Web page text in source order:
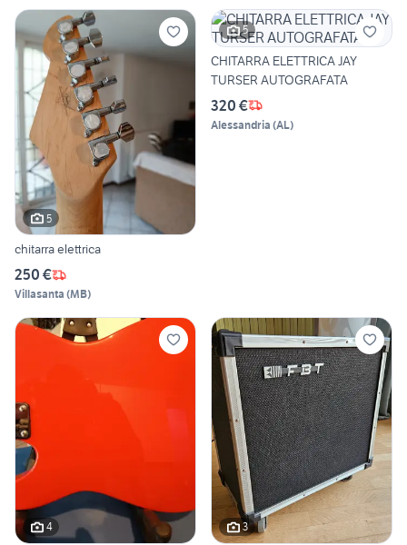
5
chitarra elettrica
250 €
Villasanta (MB)
5
CHITARRA ELETTRICA JAY
TURSER AUTOGRAFATA
320 €
Alessandria (AL)
4 3